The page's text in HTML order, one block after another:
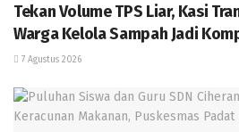
Tekan Volume TPS Liar, Kasi
Warga Kelola Sampah Jadi
7 Agustus 2026